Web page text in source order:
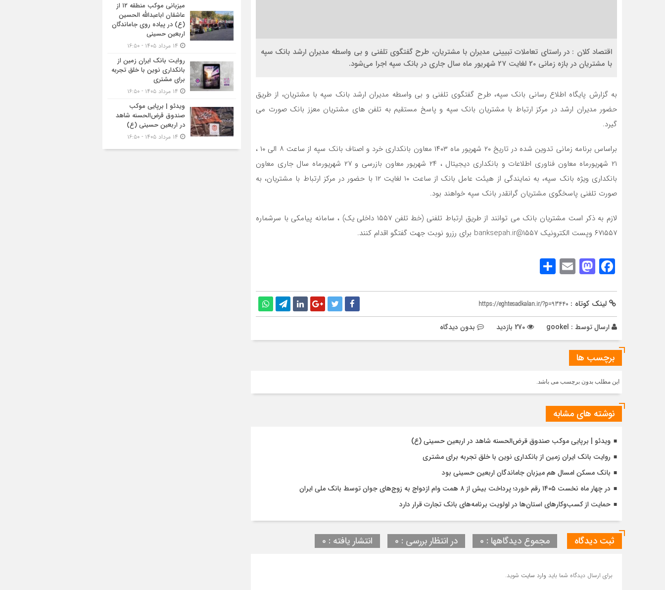
اقتصاد کلان : در راستای تعاملات تبیینی مدیران با مشتریان، طرح گفتگوی تلفنی و بی واسطه مدیران ارشد بانک سپه
با مشتریان در بازه زمانی 20 لغایت 27 شهریور ماه سال جاری در بانک سپه اجرا می‌شود.
به گزارش پایگاه اطلاع رسانی بانک سپه، طرح گفتگوی تلفنی و بی واسطه مدیران ارشد بانک سپه با مشتریان، از طریق
حضور مدیران ارشد در مرکز ارتباط با مشتریان بانک سپه و پاسخ مستقیم به تلفن های مشتریان معزز بانک صورت می
گیرد.
بر‌اساس برنامه زمانی تدوین شده در تاریخ ۲۰ شهریور ماه ۱۴۰۳ معاون بانکداری خرد و اصناف بانک سپه از ساعت ۸ الی ۱۰ ،
۲۱ شهریور‌ماه معاون فناوری اطلاعات و بانکداری دیجیتال ، ۲۴ شهریور معاون بازرسی و ۲۷ شهریورماه سال جاری معاون
بانکداری ویژه بانک سپه، به نمایندگی از هیئت عامل بانک از ساعت ۱۰ لغایت ۱۲ با حضور در مرکز ارتباط با مشتریان، به
صورت تلفنی پاسخگوی مشتریان گرانقدر بانک سپه خواهند بود.
لازم به ذکر است مشتریان بانک می توانند از طریق ارتباط تلفنی (خط تلفن ۱۵۵۷ داخلی یک) ، سامانه پیامکی با سرشماره
۶۷۱۵۵۷ وپست الکترونیک ۱۵۵۷@banksepah.ir برای رزرو نوبت جهت گفتگو اقدام کنند.
Facebook
Mastodon
Email
لینک کوتاه : https://eghtesadkalan.ir/?p=93440
ارسال توسط : gookel بدون دیدگاه
برچسب ها
این مطلب بدون برچسب می باشد.
نوشته های مشابه
ویدئو | برپایی موکب صندوق قرض‌الحسنه شاهد در اربعین حسینی (ع)
روایت بانک ایران زمین از بانکداری نوین با خلق تجربه برای مشتری
بانک مسکن امسال هم میزبان جاماندگان اربعین حسینی بود
در چهار ماه نخست ۱۴۰۵ رقم خورد؛ پرداخت بیش از ۸ همت وام ازدواج به زوج‌های جوان توسط بانک ملی ایران
حمایت از کسب‌وکارهای استان‌ها در اولویت برنامه‌های بانک تجارت قرار دارد
ثبت دیدگاه مجموع دیدگاهها : 0 در انتظار بررسی : 0 انتشار یافته : 0
برای ارسال دیدگاه شما باید وارد سایت شوید.
میزبانی موکب منطقه ۱۲ از
عاشقان اباعبدالله الحسین
(ع) در پیاده روی جاماندگان
اربعین حسینی
روایت بانک ایران زمین از
بانکداری نوین با خلق تجربه
برای مشتری
ویدئو | برپایی موکب
صندوق قرض‌الحسنه شاهد
در اربعین حسینی (ع)